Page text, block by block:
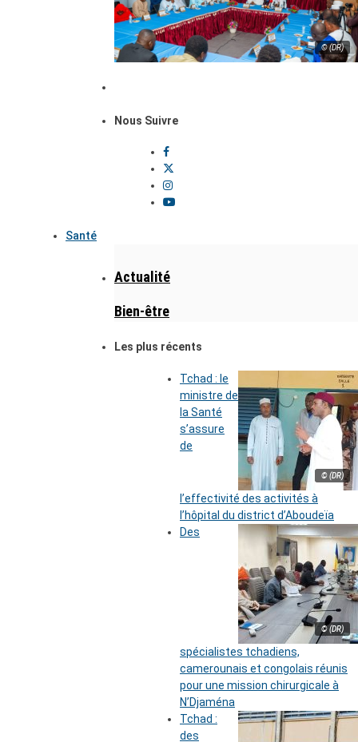
© (DR)
Nous Suivre
Santé
Actualité
Bien-être
Les plus récents
© (DR)
Tchad : le
ministre de
la Santé
s’assure
de
l’effectivité des activités à
l’hôpital du district d’Aboudeïa
© (DR)
Des
spécialistes tchadiens,
camerounais et congolais réunis
pour une mission chirurgicale à
N’Djaména
Tchad :
des